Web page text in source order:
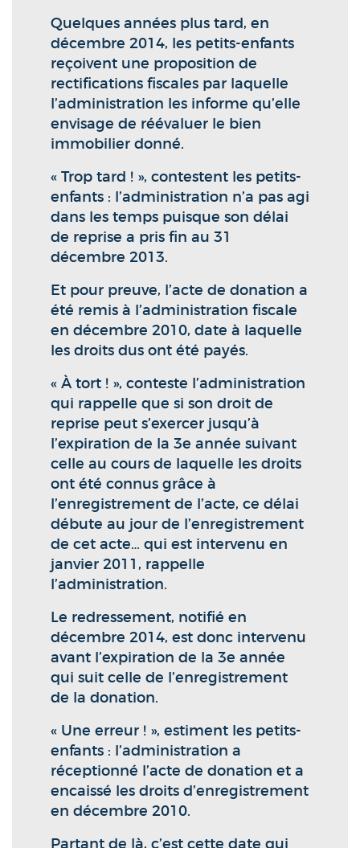
Quelques années plus tard, en
décembre 2014, les petits-enfants
reçoivent une proposition de
rectifications fiscales par laquelle
l’administration les informe qu’elle
envisage de réévaluer le bien
immobilier donné.
« Trop tard ! », contestent les petits-
enfants : l’administration n’a pas agi
dans les temps puisque son délai
de reprise a pris fin au 31
décembre 2013.
Et pour preuve, l’acte de donation a
été remis à l’administration fiscale
en décembre 2010, date à laquelle
les droits dus ont été payés.
« À tort ! », conteste l’administration
qui rappelle que si son droit de
reprise peut s’exercer jusqu’à
l’expiration de la 3e année suivant
celle au cours de laquelle les droits
ont été connus grâce à
l’enregistrement de l’acte, ce délai
débute au jour de l’enregistrement
de cet acte… qui est intervenu en
janvier 2011, rappelle
l’administration.
Le redressement, notifié en
décembre 2014, est donc intervenu
avant l’expiration de la 3e année
qui suit celle de l’enregistrement
de la donation.
« Une erreur ! », estiment les petits-
enfants : l’administration a
réceptionné l’acte de donation et a
encaissé les droits d’enregistrement
en décembre 2010.
Partant de là, c’est cette date qui